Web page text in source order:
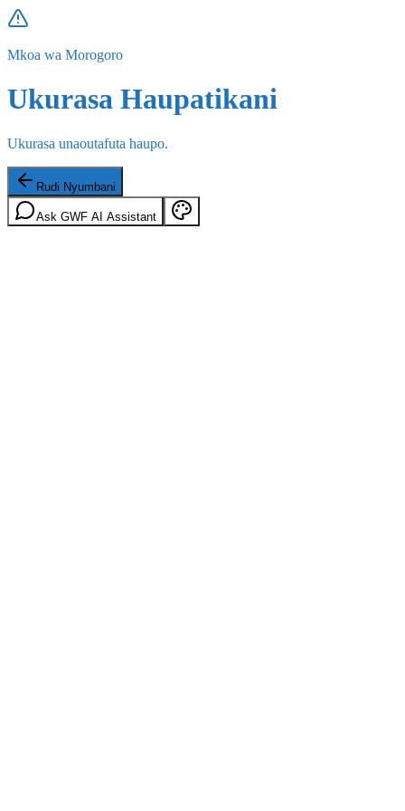
Mkoa wa Morogoro
Ukurasa Haupatikani
Ukurasa unaoutafuta haupo.
Rudi Nyumbani
Ask GWF AI Assistant